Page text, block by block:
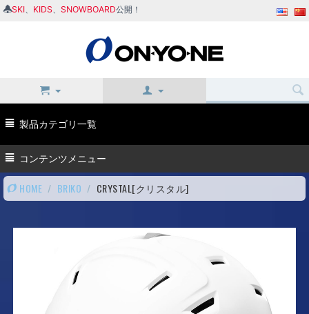
SKI KIDS SNOWBOARD公開！
製品カテゴリ一覧
コンテンツメニュー
HOME / BRIKO / CRYSTAL[クリスタル]